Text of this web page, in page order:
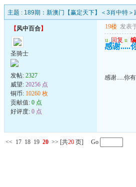
主题 : 189期：新澳门【赢定天下】＜3肖中特＞
【风中百合】
圣骑士
发帖: 2327
威望: 20256 点
铜币: 10260 枚
贡献值: 0 点
好评度: 0 点
19楼 发表
u 回复 u
感谢.....
感谢.....你
<< 17 18 19 20 >> [共20 页] Go